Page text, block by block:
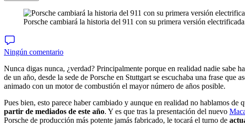
Porsche cambiará la historia del 911 con su primera versión
Ningún comentario
Nunca digas nunca, ¿verdad? Principalmente porque en realidad nadie sabe
de un año, desde la sede de Porsche en Stuttgart se escuchaba una frase que
animado con un motor de combustión el mayor número de años posible.
Pues bien, esto parece haber cambiado y aunque en realidad no hablamos de
partir de mediados de este año. Y es que tras la presentación del nuevo
Porsche de producción más potente jamás fabricado, le tocará el turno de